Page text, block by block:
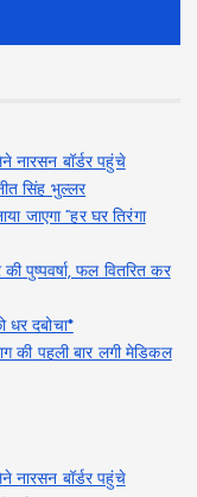
नारसन बॉर्डर पहुंचे
सिंह भुल्लर
जाएगा “हर घर तिरंगा
पुष्पवर्षा, फल वितरित कर
धर दबोचा*
की पहली बार लगी मेडिकल
नारसन बॉर्डर पहुंचे